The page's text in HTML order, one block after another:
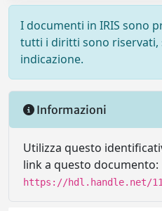
I documenti in IRIS sono
tutti i diritti sono riservati,
indicazione.
Informazioni
Utilizza questo
link a questo documento:
https://hdl.handle.net/